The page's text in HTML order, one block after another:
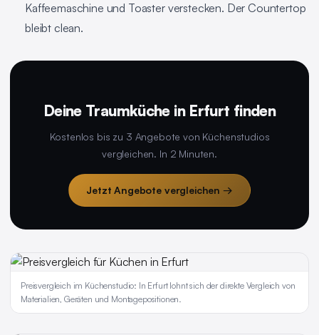
Kaffeemaschine und Toaster verstecken. Der Countertop
bleibt clean.
Deine Traumküche in Erfurt finden
Kostenlos bis zu 3 Angebote von Küchenstudios
vergleichen. In 2 Minuten.
Jetzt Angebote vergleichen →
Preisvergleich im Küchenstudio: In Erfurt lohnt sich der direkte Vergleich von
Materialien, Geräten und Montagepositionen.